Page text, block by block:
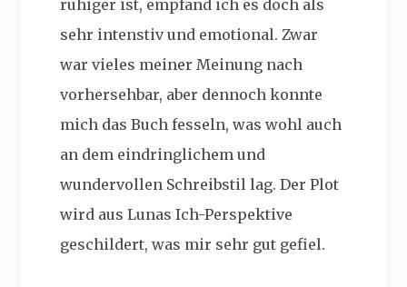
ruhiger ist, empfand ich es doch als
sehr intenstiv und emotional. Zwar
war vieles meiner Meinung nach
vorhersehbar, aber dennoch konnte
mich das Buch fesseln, was wohl auch
an dem eindringlichem und
wundervollen Schreibstil lag. Der Plot
wird aus Lunas Ich-Perspektive
geschildert, was mir sehr gut gefiel.